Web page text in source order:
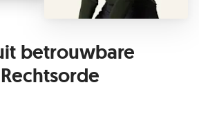
betrouwbare